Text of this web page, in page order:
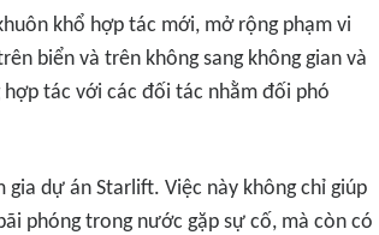
khổ hợp tác mới, mở rộng phạm vi
biển và trên không sang không gian và
tác với các đối tác nhằm đối phó
gia dự án Starlift. Việc này không chỉ giúp
phóng trong nước gặp sự cố, mà còn có